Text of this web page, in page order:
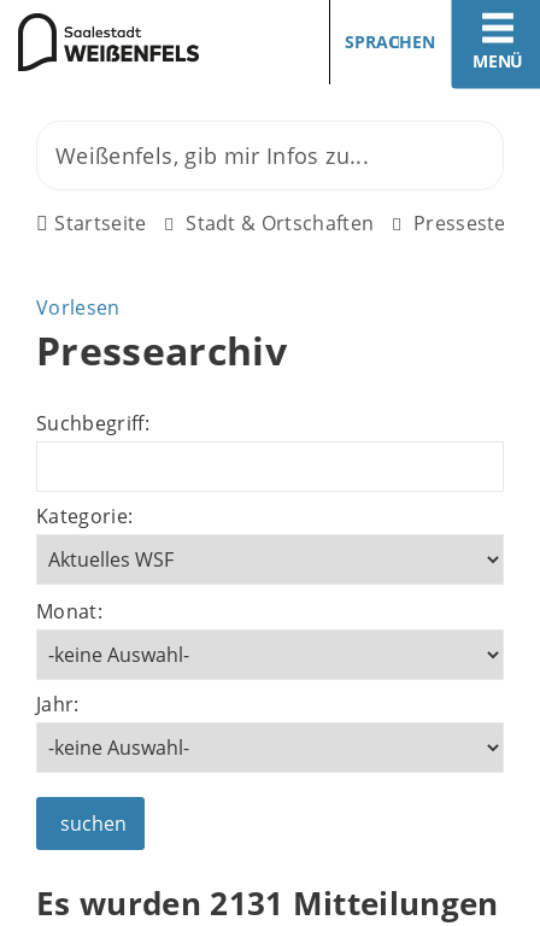
MENÜ
SPRACHEN
Startseite Stadt & Ortschaften Pressestelle
Vorlesen
Pressearchiv
Suchbegriff:
Kategorie:
Monat:
Jahr:
suchen
Es wurden 2131 Mitteilungen